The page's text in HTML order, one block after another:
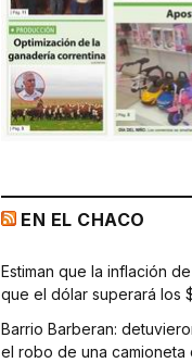
EN EL CHACO
Estiman que la inflación
que el dólar superará los
Barrio Barberan:
el robo de una camioneta